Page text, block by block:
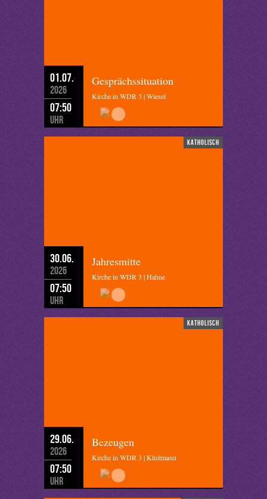
01.07.
2026
07:50
Uhr
Gesprächssituation
Kirche in WDR 3 | Wiesel
katholisch
30.06.
2026
07:50
Uhr
Jahresmitte
Kirche in WDR 3 | Hahne
katholisch
29.06.
2026
07:50
Uhr
Bezeugen
Kirche in WDR 3 | Kluitmann